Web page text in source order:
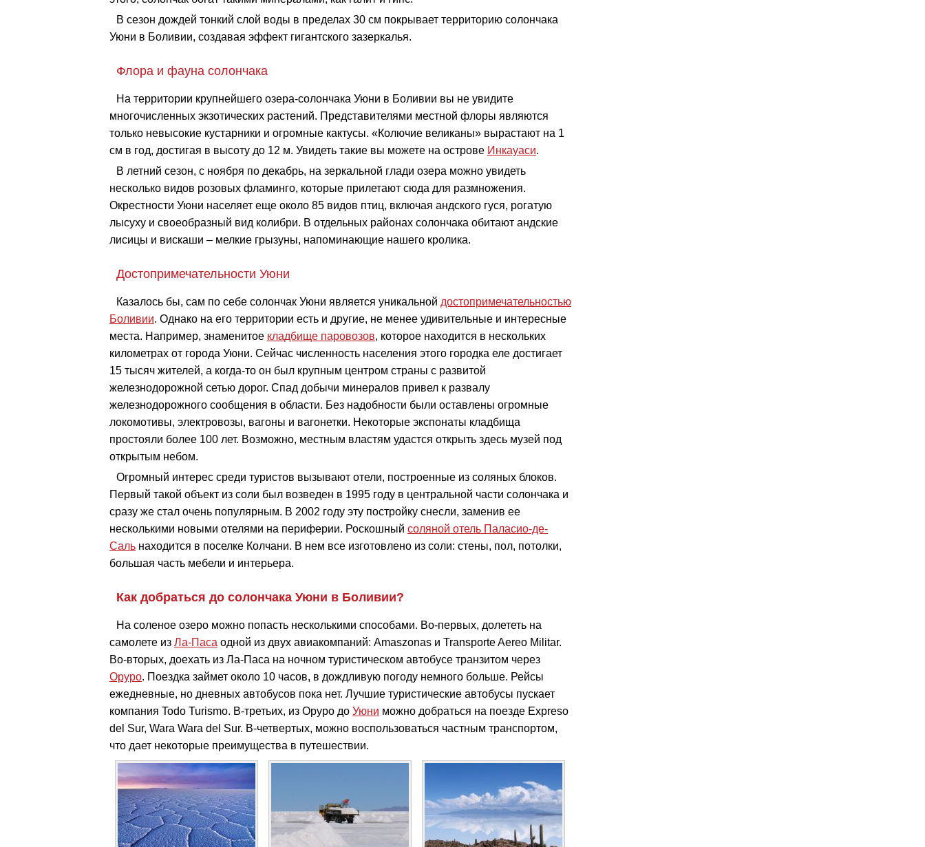
В сезон дождей тонкий слой воды в пределах 30 см покрывает территорию солончака
Уюни в Боливии, создавая эффект гигантского зазеркалья.
Флора и фауна солончака
На территории крупнейшего озера-солончака Уюни в Боливии вы не увидите
многочисленных экзотических растений. Представителями местной флоры являются
только невысокие кустарники и огромные кактусы. «Колючие великаны» вырастают на 1
см в год, достигая в высоту до 12 м. Увидеть такие вы можете на острове Инкауаси.
В летний сезон, с ноября по декабрь, на зеркальной глади озера можно увидеть
несколько видов розовых фламинго, которые прилетают сюда для размножения.
Окрестности Уюни населяет еще около 85 видов птиц, включая андского гуся, рогатую
лысуху и своеобразный вид колибри. В отдельных районах солончака обитают андские
лисицы и вискаши – мелкие грызуны, напоминающие нашего кролика.
Достопримечательности Уюни
Казалось бы, сам по себе солончак Уюни является уникальной достопримечательностью
Боливии. Однако на его территории есть и другие, не менее удивительные и интересные
места. Например, знаменитое кладбище паровозов, которое находится в нескольких
километрах от города Уюни. Сейчас численность населения этого городка еле достигает
15 тысяч жителей, а когда-то он был крупным центром страны с развитой
железнодорожной сетью дорог. Спад добычи минералов привел к развалу
железнодорожного сообщения в области. Без надобности были оставлены огромные
локомотивы, электровозы, вагоны и вагонетки. Некоторые экспонаты кладбища
простояли более 100 лет. Возможно, местным властям удастся открыть здесь музей под
открытым небом.
Огромный интерес среди туристов вызывают отели, построенные из соляных блоков.
Первый такой объект из соли был возведен в 1995 году в центральной части солончака и
сразу же стал очень популярным. В 2002 году эту постройку снесли, заменив ее
несколькими новыми отелями на периферии. Роскошный соляной отель Паласио-де-
Саль находится в поселке Колчани. В нем все изготовлено из соли: стены, пол, потолки,
большая часть мебели и интерьера.
Как добраться до солончака Уюни в Боливии?
На соленое озеро можно попасть несколькими способами. Во-первых, долететь на
самолете из Ла-Паса одной из двух авиакомпаний: Amaszonas и Transporte Aereo Militar.
Во-вторых, доехать из Ла-Паса на ночном туристическом автобусе транзитом через
Оруро. Поездка займет около 10 часов, в дождливую погоду немного больше. Рейсы
ежедневные, но дневных автобусов пока нет. Лучшие туристические автобусы пускает
компания Todo Turismo. В-третьих, из Оруро до Уюни можно добраться на поезде Expreso
del Sur, Wara Wara del Sur. В-четвертых, можно воспользоваться частным транспортом,
что дает некоторые преимущества в путешествии.